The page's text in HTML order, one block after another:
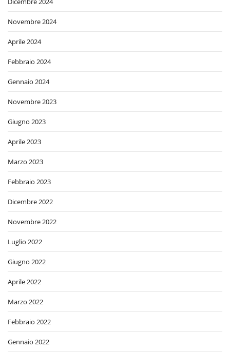
Novembre 2024
Aprile 2024
Febbraio 2024
Gennaio 2024
Novembre 2023
Giugno 2023
Aprile 2023
Marzo 2023
Febbraio 2023
Dicembre 2022
Novembre 2022
Luglio 2022
Giugno 2022
Aprile 2022
Marzo 2022
Febbraio 2022
Gennaio 2022